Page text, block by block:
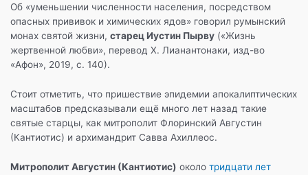
Об «уменьшении численности населения, посредством
опасных прививок и химических ядов» говорил румынский
монах святой жизни, старец Иустин Пырву («Жизнь
жертвенной любви», перевод Х. Лианантонаки, изд-во
«Афон», 2019, с. 140).
Стоит отметить, что пришествие эпидемии апокалиптических
масштабов предсказывали ещё много лет назад такие
святые старцы, как митрополит Флоринский Августин
(Кантиотис) и архимандрит Савва Ахиллеос.
Митрополит Августин (Кантиотис) около тридцати лет